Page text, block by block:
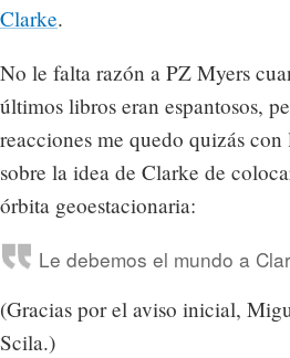
Clarke.
No le falta razón a PZ Myers
últimos libros eran espantosos,
reacciones me quedo quizás
sobre la idea de Clarke de
órbita geoestacionaria:
Le debemos el mundo a
(Gracias por el aviso inicial,
Scila.)